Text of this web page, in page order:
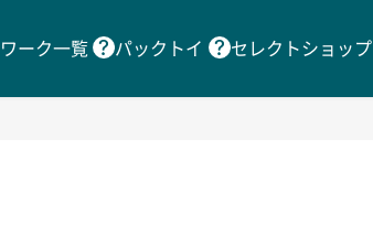
ーク一覧 パックトイ セレクトショップ